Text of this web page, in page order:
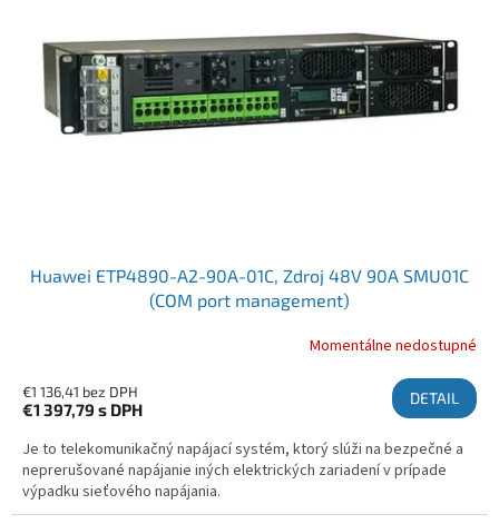
Huawei ETP4890-A2-90A-01C, Zdroj 48V 90A SMU01C
(COM port management)
Momentálne nedostupné
€1 136,41 bez DPH
€1 397,79 s DPH
DETAIL
Je to telekomunikačný napájací systém, ktorý slúži na bezpečné a
neprerušované napájanie iných elektrických zariadení v prípade
výpadku sieťového napájania.